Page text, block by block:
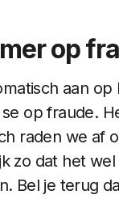
op
aan
op fraude.
raden we
zo dat het
Bel je terug